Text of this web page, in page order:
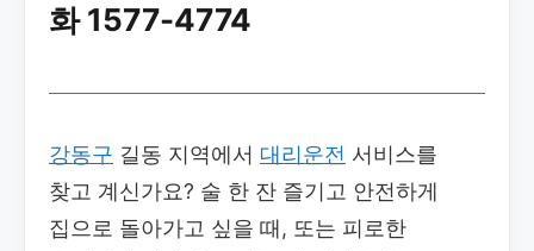
화 1577-4774
강동구 길동 지역에서 대리운전 서비스를
찾고 계신가요? 술 한 잔 즐기고 안전하게
집으로 돌아가고 싶을 때, 또는 피로한